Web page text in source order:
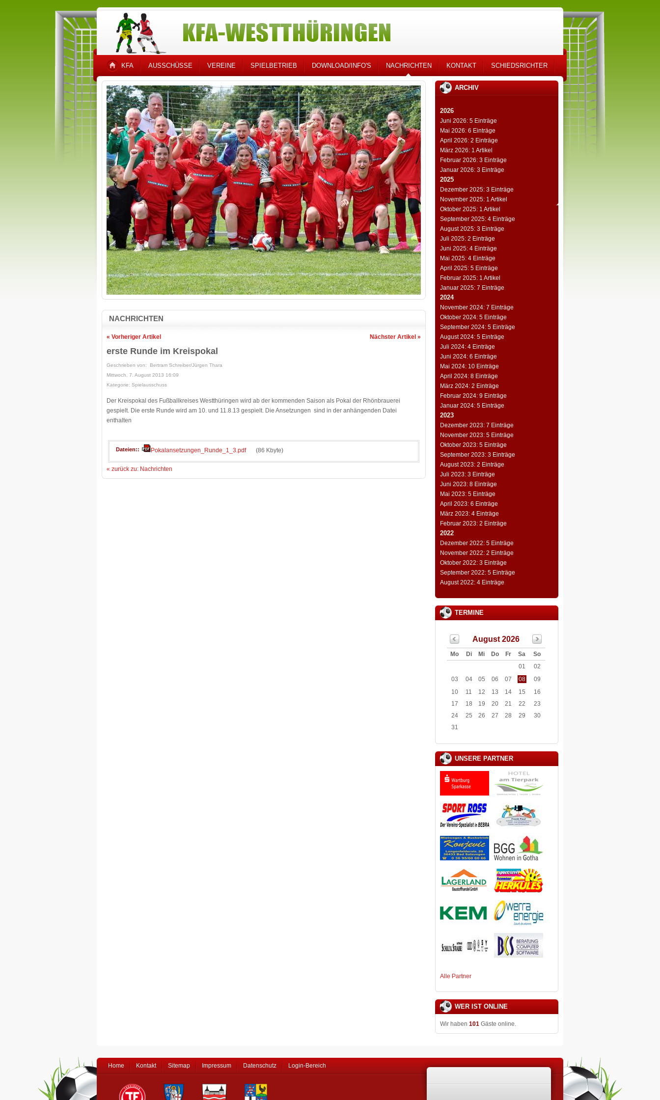
KFA AUSSCHÜSSE VEREINE SPIELBETRIEB DOWNLOAD/INFO'S NACHRICHTEN KONTAKT SCHIEDSRICHTER
NACHRICHTEN
Nächster Artikel »
« Vorheriger Artikel
erste Runde im Kreispokal
Geschrieben von: Bertram Schreiber/Jürgen Thara
Mittwoch, 7. August 2013 16:09
Kategorie: Spielausschuss
Der Kreispokal des Fußballkreises Westthüringen wird ab der kommenden Saison als Pokal der Rhönbrauerei
gespielt. Die erste Runde wird am 10. und 11.8.13 gespielt. Die Ansetzungen sind in der anhängenden Datei
enthalten
Dateien: Pokalansetzungen_Runde_1_3.pdf (86 Kbyte)
« zurück zu: Nachrichten
ARCHIV
2026
Juni 2026: 5 Einträge
Mai 2026: 6 Einträge
April 2026: 2 Einträge
März 2026: 1 Artikel
Februar 2026: 3 Einträge
Januar 2026: 3 Einträge
2025
Dezember 2025: 3 Einträge
November 2025: 1 Artikel
Oktober 2025: 1 Artikel
September 2025: 4 Einträge
August 2025: 3 Einträge
Juli 2025: 2 Einträge
Juni 2025: 4 Einträge
Mai 2025: 4 Einträge
April 2025: 5 Einträge
Februar 2025: 1 Artikel
Januar 2025: 7 Einträge
2024
November 2024: 7 Einträge
Oktober 2024: 5 Einträge
September 2024: 5 Einträge
August 2024: 5 Einträge
Juli 2024: 4 Einträge
Juni 2024: 6 Einträge
Mai 2024: 10 Einträge
April 2024: 8 Einträge
März 2024: 2 Einträge
Februar 2024: 9 Einträge
Januar 2024: 5 Einträge
2023
Dezember 2023: 7 Einträge
November 2023: 5 Einträge
Oktober 2023: 5 Einträge
September 2023: 3 Einträge
August 2023: 2 Einträge
Juli 2023: 3 Einträge
Juni 2023: 8 Einträge
Mai 2023: 5 Einträge
April 2023: 6 Einträge
März 2023: 4 Einträge
Februar 2023: 2 Einträge
2022
Dezember 2022: 5 Einträge
November 2022: 2 Einträge
Oktober 2022: 3 Einträge
September 2022: 5 Einträge
August 2022: 4 Einträge
TERMINE
August 2026
Mo Di Mi Do Fr Sa
So
01
02
03
04 05 06 07 08
09
10
11 12 13 14 15
16
17
18 19 20 21 22
23
24
25 26 27 28 29
30
31
UNSERE PARTNER
Alle Partner
WER IST ONLINE
Wir haben 101Gäste online.
Home Kontakt Sitemap Impressum Datenschutz Login-Bereich